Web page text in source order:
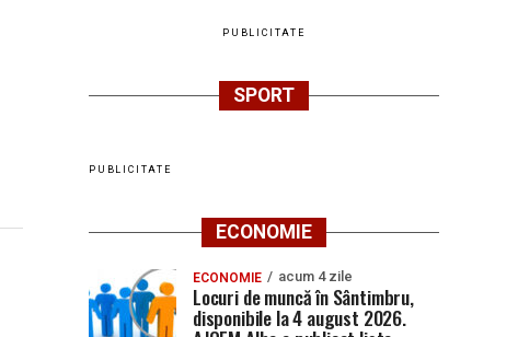
PUBLICITATE
SPORT
PUBLICITATE
ECONOMIE
ECONOMIE acum 4 zile
Locuri de muncă în Sântimbru,
disponibile la 4 august 2026.